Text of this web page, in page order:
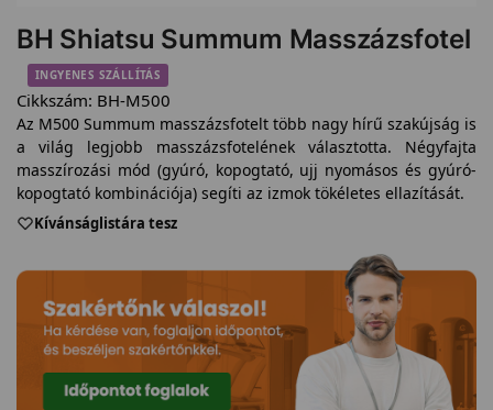
BH Shiatsu Summum Masszázsfotel
INGYENES SZÁLLÍTÁS
Cikkszám: BH-M500
Az M500 Summum masszázsfotelt több nagy hírű szakújság is
a világ legjobb masszázsfotelének választotta. Négyfajta
masszírozási mód (gyúró, kopogtató, ujj nyomásos és gyúró-
kopogtató kombinációja) segíti az izmok tökéletes ellazítását.
Kívánságlistára tesz